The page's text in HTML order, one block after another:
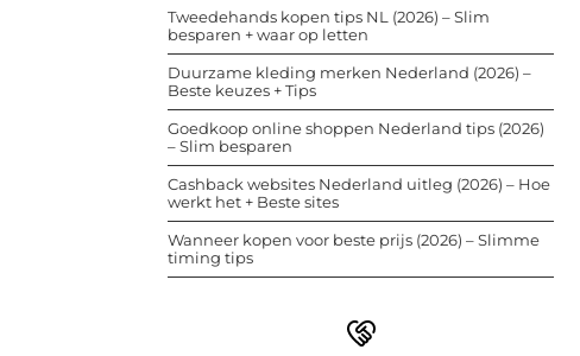
Tweedehands kopen tips NL (2026) – Slim
besparen + waar op letten
Duurzame kleding merken Nederland (2026) –
Beste keuzes + Tips
Goedkoop online shoppen Nederland tips (2026)
– Slim besparen
Cashback websites Nederland uitleg (2026) – Hoe
werkt het + Beste sites
Wanneer kopen voor beste prijs (2026) – Slimme
timing tips